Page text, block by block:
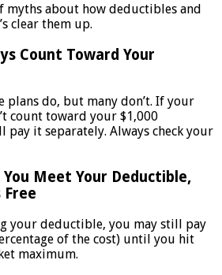
myths about how deductibles and
clear them up.
Count Toward Your
plans do, but many don’t. If your
count toward your $1,000
pay it separately. Always check your
You Meet Your Deductible,
Free
your deductible, you may still pay
of the cost) until you hit
maximum.